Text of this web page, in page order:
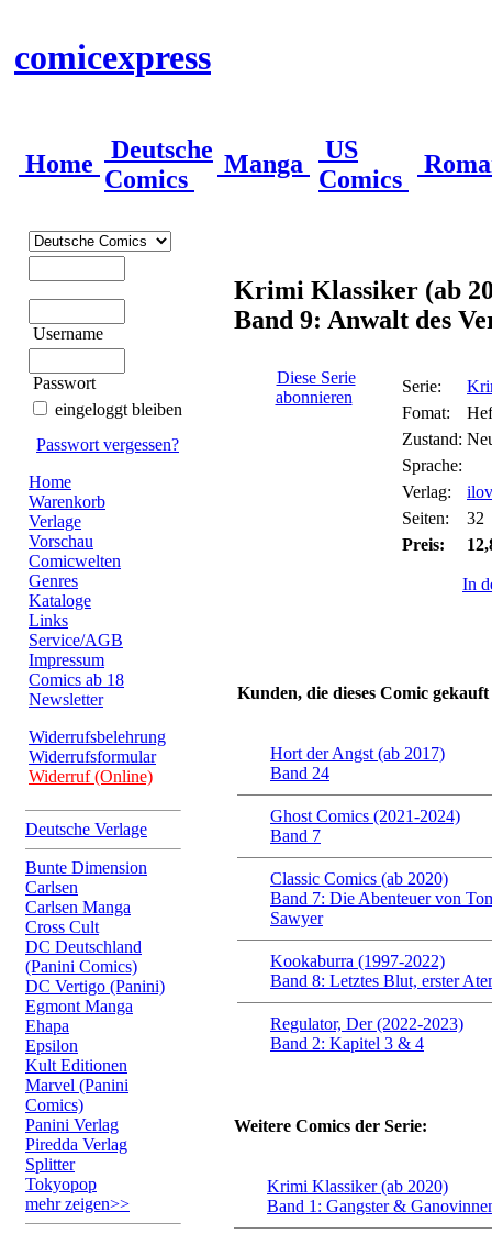
comicexpress
Home
Deutsche
Comics
Manga
US
Comics
Username
Passwort
eingeloggt bleiben
Passwort vergessen?
Home
Warenkorb
Verlage
Vorschau
Comicwelten
Genres
Kataloge
Links
Service/AGB
Impressum
Comics ab 18
Newsletter
Widerrufsbelehrung
Widerrufsformular
Widerruf (Online)
Deutsche Verlage
Bunte Dimension
Carlsen
Carlsen Manga
Cross Cult
DC Deutschland
(Panini Comics)
DC Vertigo (Panini)
Egmont Manga
Ehapa
Epsilon
Kult Editionen
Marvel (Panini
Comics)
Panini Verlag
Piredda Verlag
Splitter
Tokyopop
mehr zeigen>>
Krimi Klassiker (ab
Band 9: Anwalt des
Diese Serie
abonnieren
Serie:
Fomat:
Zustand:
Sprache:
Verlag:
Seiten:
32
Preis:
In
Kunden, die dieses Comic
Hort der Angst (ab 2017)
Band 24
Ghost Comics (2021-2024)
Band 7
Classic Comics (ab 2020)
Band 7: Die Abenteuer von
Sawyer
Kookaburra (1997-2022)
Band 8: Letztes Blut, erster
Regulator, Der (2022-2023)
Band 2: Kapitel 3 & 4
Weitere Comics der Serie:
Krimi Klassiker (ab 2020)
Band 1: Gangster &